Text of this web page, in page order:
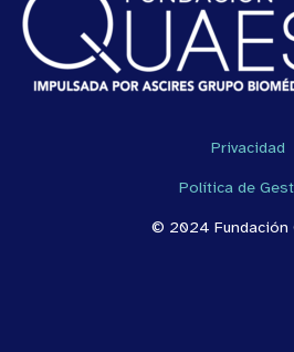
Privacidad
Política de
© 2024 Fundación